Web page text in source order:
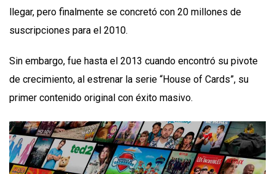
llegar, pero finalmente se concretó con 20 millones de
suscripciones para el 2010.
Sin embargo, fue hasta el 2013 cuando encontró su pivote
de crecimiento, al estrenar la serie “House of Cards”, su
primer contenido original con éxito masivo.